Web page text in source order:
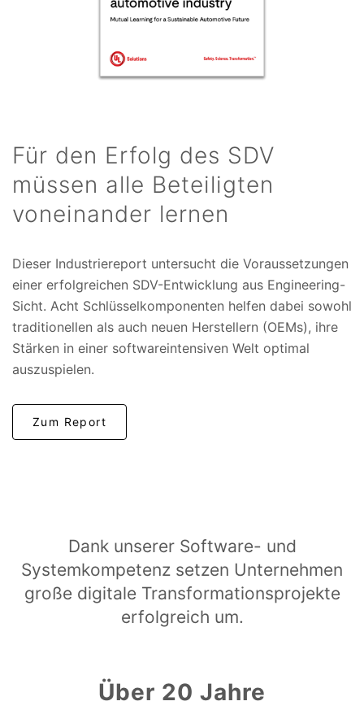
Für den Erfolg des SDV
müssen alle Beteiligten
voneinander lernen
Dieser Industriereport untersucht die Voraussetzungen
einer erfolgreichen SDV-Entwicklung aus Engineering-
Sicht. Acht Schlüsselkomponenten helfen dabei sowohl
traditionellen als auch neuen Herstellern (OEMs), ihre
Stärken in einer softwareintensiven Welt optimal
auszuspielen.
Zum Report
Dank unserer Software- und
Systemkompetenz setzen Unternehmen
große digitale Transformationsprojekte
erfolgreich um.
Über 20 Jahre